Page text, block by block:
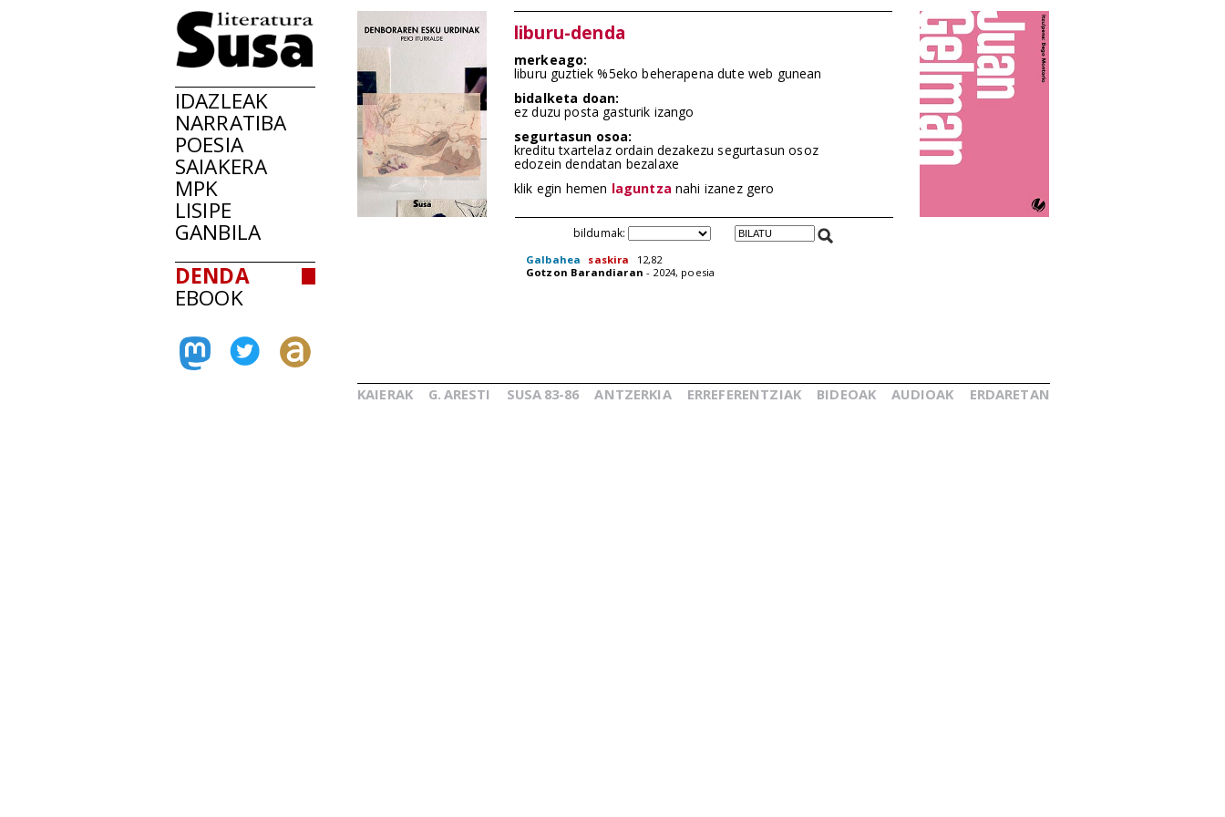
IDAZLEAK
NARRATIBA
POESIA
SAIAKERA
MPK
LISIPE
GANBILA
DENDA
EBOOK
liburu-denda
merkeago:
liburu guztiek %5eko beherapena dute web gunean
bidalketa doan:
ez duzu posta gasturik izango
segurtasun osoa:
kreditu txartelaz ordain dezakezu segurtasun osoz
edozein dendatan bezalaxe
klik egin hemen laguntza nahi izanez gero
bildumak:
Galbahea saskira
12,82
Gotzon Barandiaran - 2024, poesia
KAIERAK G. ARESTI SUSA 83-86 ANTZERKIA ERREFERENTZIAK BIDEOAK AUDIOAK ERDARETAN